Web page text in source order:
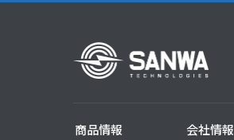
商品情報 会社情報